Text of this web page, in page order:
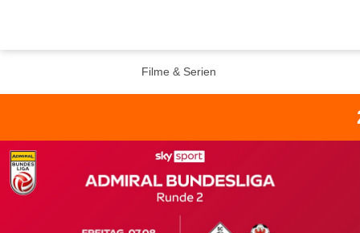
Filme & Serien